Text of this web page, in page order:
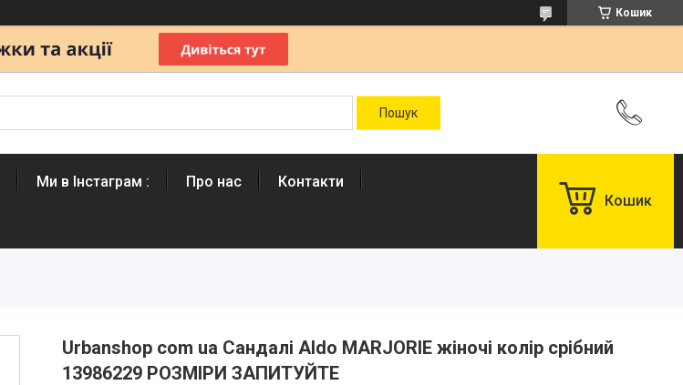
Кошик
Ми в Інстаграм : Про нас Контакти
Кошик
Urbanshop com ua Сандалі Aldo MARJORIE жіночі колір срібний
13986229 РОЗМІРИ ЗАПИТУЙТЕ